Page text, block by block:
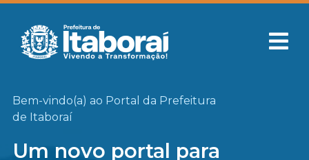
Bem-vindo(a) ao Portal da Prefeitura
de Itaboraí
Um novo portal para